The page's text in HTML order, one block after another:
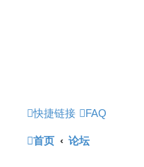
快捷链接 FAQ
首页 论坛